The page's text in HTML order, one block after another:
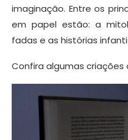
imaginação. Entre os
em papel estão: a
fadas e as histórias
Confira algumas criações